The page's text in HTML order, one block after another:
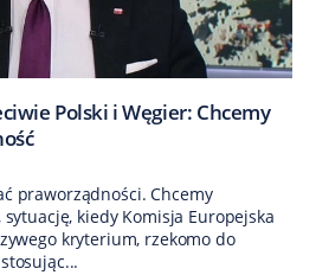
Polski i Węgier: Chcemy
praworządności. Chcemy
kiedy Komisja Europejska
kryterium, rzekomo do